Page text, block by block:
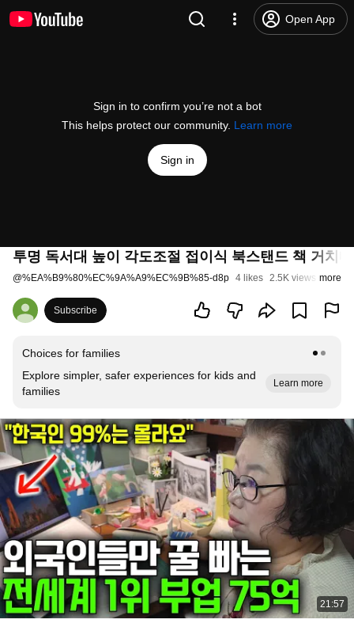
Open App
Sign in to confirm you’re not a bot
This helps protect our community. Learn more
Sign in
투명 독서대 높이 각도조절 접이식 북스탠드 책 거치대
@%EA%B9%80%EC%9A%A9%EC%9B%85-d8p 4 likes 2.5K views 3
more
Subscribe
Choices for families
Explore simpler, safer experiences for kids and
families
Learn more
21:57